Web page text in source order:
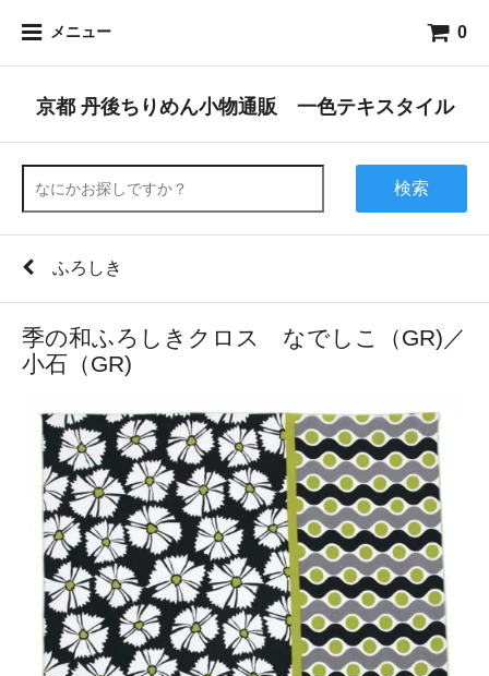
メニュー 0
京都 丹後ちりめん小物通販 一色テキスタイル
検索
ふろしき
季の和ふろしきクロス なでしこ（GR)／
小石（GR)